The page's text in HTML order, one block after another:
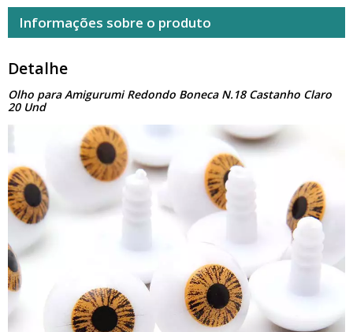
Informações sobre o produto
Detalhe
Olho para Amigurumi Redondo Boneca N.18 Castanho Claro
20 Und